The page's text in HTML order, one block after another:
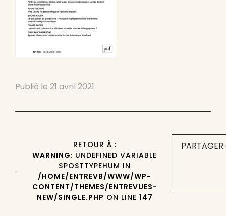
Publié le 21 avril 2021
RETOUR À :
WARNING: UNDEFINED VARIABLE
$POSTTYPEHUM IN
/HOME/ENTREVB/WWW/WP-
CONTENT/THEMES/ENTREVUES-
NEW/SINGLE.PHP ON LINE 147